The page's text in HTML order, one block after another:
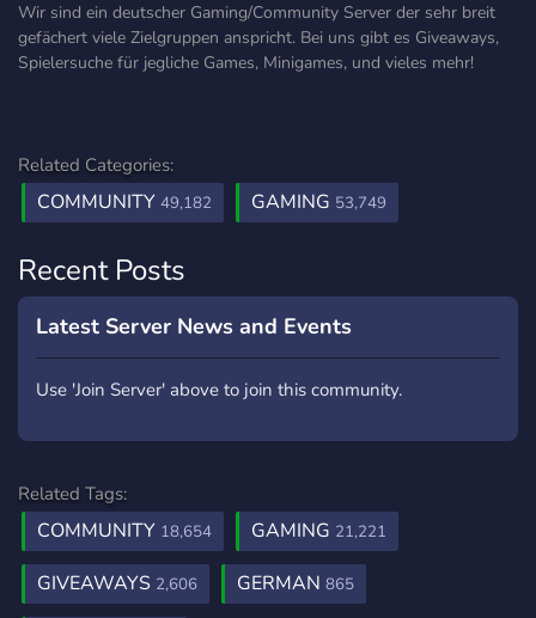
Wir sind ein deutscher Gaming/Community Server der sehr breit
gefächert viele Zielgruppen anspricht. Bei uns gibt es Giveaways,
Spielersuche für jegliche Games, Minigames, und vieles mehr!
Related Categories:
COMMUNITY 49,182 GAMING 53,749
Recent Posts
Latest Server News and Events
Use 'Join Server' above to join this community.
Related Tags:
COMMUNITY 18,654 GAMING 21,221
GIVEAWAYS 2,606 GERMAN 865